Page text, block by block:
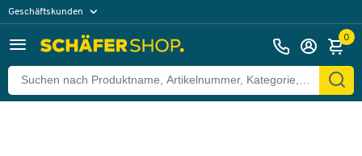
Geschäftskunden
0
Zurück